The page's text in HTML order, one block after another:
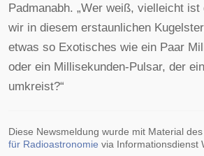
Padmanabh. „Wer weiß, vielleicht
wir in diesem erstaunlichen
etwas so Exotisches wie ein Paar
oder ein Millisekunden-Pulsar, der
umkreist?“
Diese Newsmeldung wurde mit Material des
für Radioastronomie via Informationsdienst